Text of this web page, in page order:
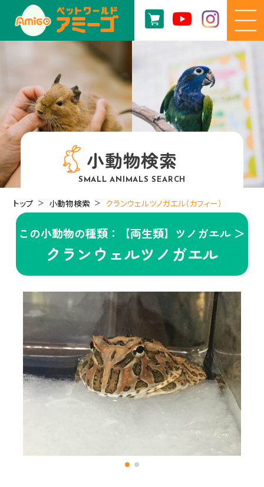
小動物検索
SMALL ANIMALS SEARCH
トップ 小動物検索 クランウェルツノガエル（カフィー）
この小動物の種類：【両生類】ツノガエル ＞
クランウェルツノガエル